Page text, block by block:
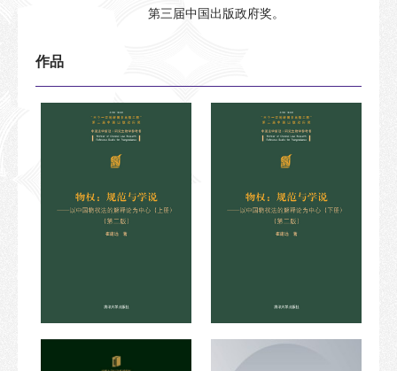
第三届中国出版政府奖。
作品